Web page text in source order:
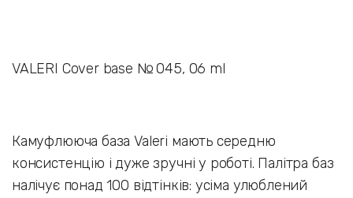
VALERI Cover base № 045, 06 ml
Камуфлююча база Valeri мають середню
консистенцію і дуже зручні у роботі. Палітра баз
налічує понад 100 відтінків: усіма улюблений